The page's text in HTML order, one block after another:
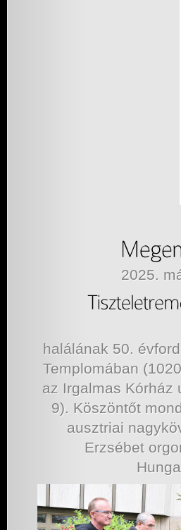
2025.
halálának 50.
Templomában
az Irgalmas Kórház
9). Köszöntőt
ausztriai
Erzsébet